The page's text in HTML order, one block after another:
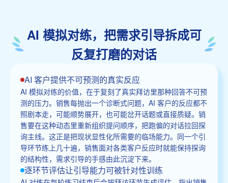
AI 模拟对练，把需求引导拆成可
反复打磨的对话
AI 客户提供不可预测的真实反应
AI 模拟对练的价值，在于复刻了真实拜访里那种回答不可预
测的压力。销售每抛出一个诊断式问题，AI 客户的反应都不
照剧本走，可能顺势展开，也可能岔开话题或直接质疑。销
售要在这种动态里重新组织提问顺序，把跑偏的对话拉回探
询主线。这正是把现状显性化所需要的临场能力。同一个引
导环节练上几十遍，销售面对各类客户反应时就能保持探询
的结构性，需求引导的手感由此沉淀下来。
逐环节评估让引导能力可被针对性训练